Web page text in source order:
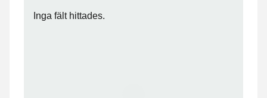
Inga fält hittades.